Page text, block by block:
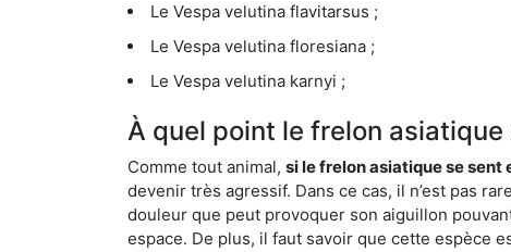
Le Vespa velutina flavitarsus ;
Le Vespa velutina floresiana ;
Le Vespa velutina karnyi ;
À quel point le frelon
Comme tout animal, si le frelon asiatique se sent
devenir très agressif. Dans ce cas, il n’est pas
douleur que peut provoquer son aiguillon
espace. De plus, il faut savoir que cette espèce